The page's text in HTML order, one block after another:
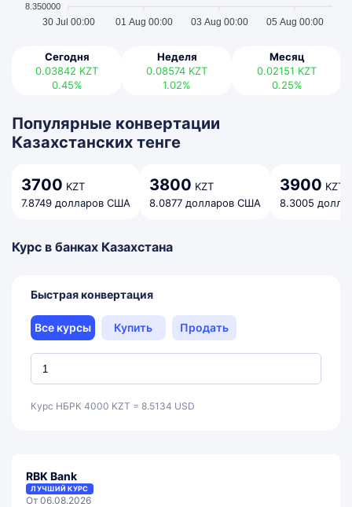
8.350000
30 Jul 00:00 01 Aug 00:00 03 Aug 00:00 05 Aug 00:00
Сегодня
0.03842 KZT
0.45%
Неделя
0.08574 KZT
1.02%
Месяц
0.02151 KZT
0.25%
Популярные конвертации
Казахстанских тенге
3700 KZT
7.8749 долларов США
3800 KZT
8.0877 долларов США
3900 KZT
8.3005
Курс в банках Казахстана
Быстрая конвертация
Все курсы Купить Продать
Курс НБРК 4000 KZT = 8.5134 USD
RBK Bank
ЛУЧШИЙ КУРС
От 06.08.2026